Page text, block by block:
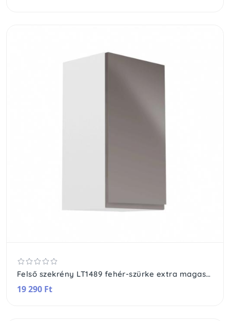
Felső szekrény LT1489 fehér-szürke extra magasfényű
19 290 Ft